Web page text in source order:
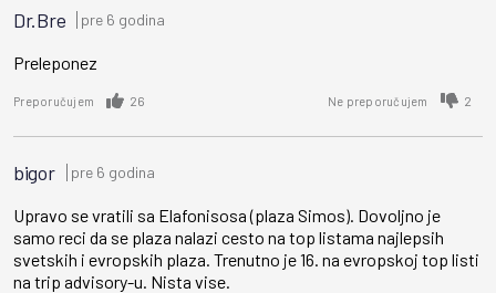
Dr.Bre pre 6 godina
Preleponez
Preporučujem 26 Ne preporučujem 2
bigor pre 6 godina
Upravo se vratili sa Elafonisosa (plaza Simos). Dovoljno je
samo reci da se plaza nalazi cesto na top listama najlepsih
svetskih i evropskih plaza. Trenutno je 16. na evropskoj top listi
na trip advisory-u. Nista vise.